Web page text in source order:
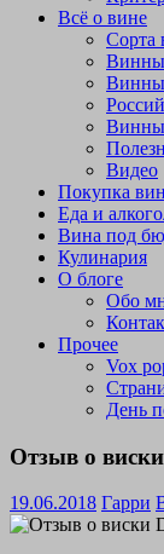
Всё о вине
Сорта
Видео
Покупка
Еда и
Вина под
Кулинария
О блоге
Обо
Прочее
Vox
День
Отзыв о
19.06.2018 Гарри